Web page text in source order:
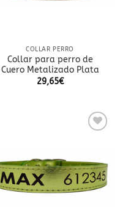
COLLAR PERRO
Collar para perro de
Cuero Metalizado Plata
29,65€
de
deseos